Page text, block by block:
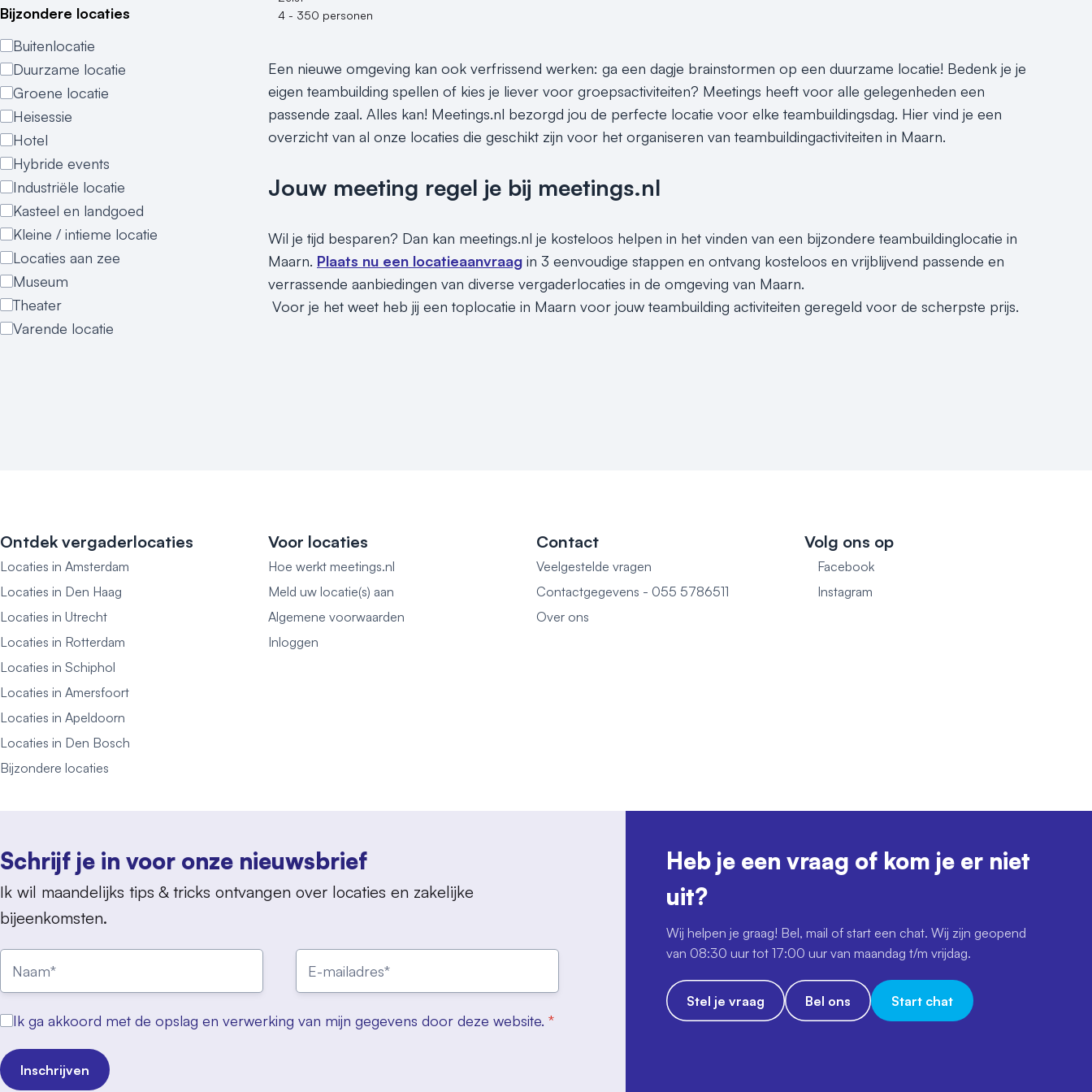
Bijzondere locaties
Buitenlocatie
Duurzame locatie
Groene locatie
Heisessie
Hotel
Hybride events
Industriële locatie
Kasteel en landgoed
Kleine / intieme locatie
Locaties aan zee
Museum
Theater
Varende locatie
4 - 350 personen
Een nieuwe omgeving kan ook verfrissend werken: ga een dagje brainstormen op een duurzame locatie! Bedenk je je
eigen teambuilding spellen of kies je liever voor groepsactiviteiten? Meetings heeft voor alle gelegenheden een
passende zaal. Alles kan! Meetings.nl bezorgd jou de perfecte locatie voor elke teambuildingsdag. Hier vind je een
overzicht van al onze locaties die geschikt zijn voor het organiseren van teambuildingactiviteiten in Maarn.
Jouw meeting regel je bij meetings.nl
Wil je tijd besparen? Dan kan meetings.nl je kosteloos helpen in het vinden van een bijzondere teambuildinglocatie in
Maarn. Plaats nu een locatieaanvraag in 3 eenvoudige stappen en ontvang kosteloos en vrijblijvend passende en
verrassende aanbiedingen van diverse vergaderlocaties in de omgeving van Maarn.
Voor je het weet heb jij een toplocatie in Maarn voor jouw teambuilding activiteiten geregeld voor de scherpste prijs.
Ontdek vergaderlocaties
Locaties in Amsterdam
Locaties in Den Haag
Locaties in Utrecht
Locaties in Rotterdam
Locaties in Schiphol
Locaties in Amersfoort
Locaties in Apeldoorn
Locaties in Den Bosch
Bijzondere locaties
Voor locaties
Hoe werkt meetings.nl
Meld uw locatie(s) aan
Algemene voorwaarden
Inloggen
Contact
Veelgestelde vragen
Contactgegevens - 055 5786511
Over ons
Volg ons op
Facebook
Instagram
Schrijf je in voor onze nieuwsbrief
Ik wil maandelijks tips & tricks ontvangen over locaties en zakelijke
bijeenkomsten.
Ik ga akkoord met de opslag en verwerking van mijn gegevens door deze website. *
Inschrijven
Heb je een vraag of kom je er niet
uit?
Wij helpen je graag! Bel, mail of start een chat. Wij zijn geopend
van 08:30 uur tot 17:00 uur van maandag t/m vrijdag.
Stel je vraag Bel ons Start chat